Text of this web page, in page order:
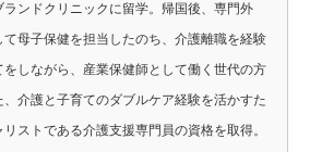
ンドクリニックに留学。帰国後、専門外
母子保健を担当したのち、介護離職を経験
しながら、産業保健師として働く世代の方
介護と子育てのダブルケア経験を活かすた
ストである介護支援専門員の資格を取得。